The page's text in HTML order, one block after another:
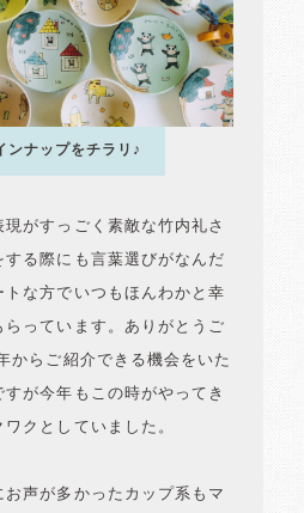
ンナップをチラリ♪
がすっごく素敵な竹内礼さ
する際にも言葉選びがなんだ
トな方でいつもほんわかと幸
らっています。ありがとうご
からご紹介できる機会をいた
が今年もこの時がやってき
クとしていました。
声が多かったカップ系もマ